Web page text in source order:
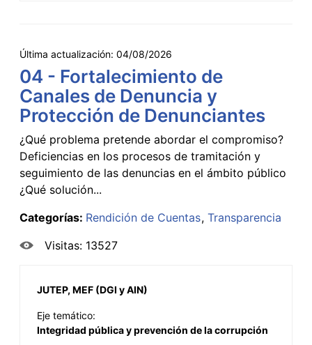
Última actualización: 04/08/2026
04 - Fortalecimiento de
Canales de Denuncia y
Protección de Denunciantes
¿Qué problema pretende abordar el compromiso?
Deficiencias en los procesos de tramitación y
seguimiento de las denuncias en el ámbito público
¿Qué solución...
Categorías: Rendición de Cuentas Transparencia
Visitas: 13527
JUTEP, MEF (DGI y AIN)
Eje temático:
Integridad pública y prevención de la corrupción